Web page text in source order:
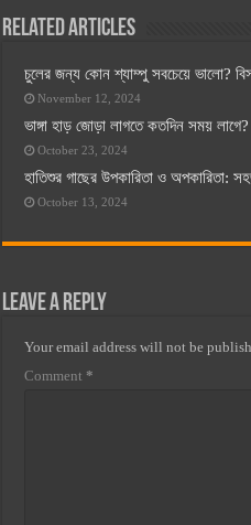
Related Articles
চুলের জন্য কোন শ্যাম্পু সবচেয়ে ভালো?
November 12, 2024
ভাঙ্গা হাড় জোড়া লাগতে কতদিন সময়
October 23, 2024
হাতিশুর গাছের উপকারিতা ও অপকারিতা:
October 13, 2024
Leave a Reply
Your email address will not be
Comment *